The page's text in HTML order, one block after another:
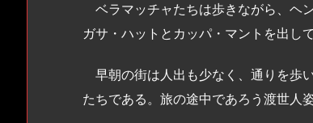
ベラマッチャたちは歩きながら、ヘ
ガサ・ハットとカッパ・マントを出し
早朝の街は人出も少なく、通りを歩
たちである。旅の途中であろう渡世人